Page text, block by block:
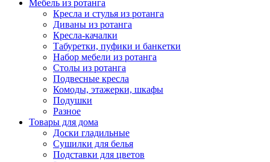
Мебель из ротанга
Кресла и стулья из ротанга
Диваны из ротанга
Кресла-качалки
Табуретки, пуфики и банкетки
Набор мебели из ротанга
Столы из ротанга
Подвесные кресла
Комоды, этажерки, шкафы
Подушки
Разное
Товары для дома
Доски гладильные
Сушилки для белья
Подставки для цветов